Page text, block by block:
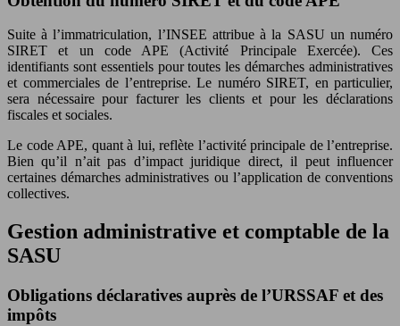
Suite à l’immatriculation, l’INSEE attribue à la SASU un numéro
SIRET et un code APE (Activité Principale Exercée). Ces
identifiants sont essentiels pour toutes les démarches administratives
et commerciales de l’entreprise. Le numéro SIRET, en particulier,
sera nécessaire pour facturer les clients et pour les déclarations
fiscales et sociales.
Le code APE, quant à lui, reflète l’activité principale de l’entreprise.
Bien qu’il n’ait pas d’impact juridique direct, il peut influencer
certaines démarches administratives ou l’application de conventions
collectives.
Gestion administrative et comptable de la
SASU
Obligations déclaratives auprès de l’URSSAF et des
impôts